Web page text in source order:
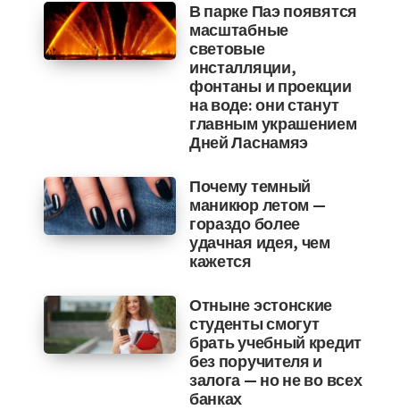
В парке Паэ появятся
масштабные
световые
инсталляции,
фонтаны и проекции
на воде: они станут
главным украшением
Дней Ласнамяэ
Почему темный
маникюр летом —
гораздо более
удачная идея, чем
кажется
Отныне эстонские
студенты смогут
брать учебный кредит
без поручителя и
залога — но не во всех
банках